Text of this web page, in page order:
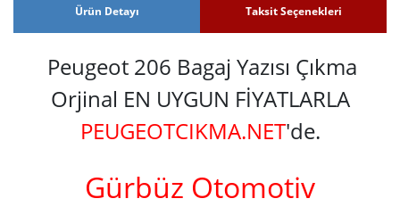
Ürün Detayı Taksit Seçenekleri
Peugeot 206 Bagaj Yazısı Çıkma
Orjinal EN UYGUN FİYATLARLA
PEUGEOTCIKMA.NET'de.
Gürbüz Otomotiv